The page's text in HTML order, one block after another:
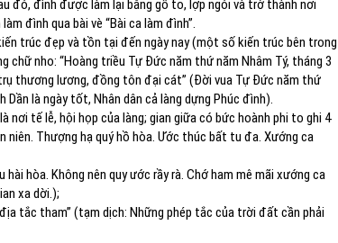
đó, đình được làm lại bằng gỗ to, lợp ngói và trở thành nơi
đình qua bài vè “Bài ca làm đình”.
trúc đẹp và tồn tại đến ngày nay (một số kiến trúc bên trong
nho: “Hoàng triều Tự Đức năm thứ năm Nhâm Tý, tháng 3
thương lương, đồng tôn đại cát” (Đời vua Tự Đức năm thứ
Dần là ngày tốt, Nhân dân cả làng dựng Phúc đình).
nơi tế lễ, hội họp của làng; gian giữa có bức hoành phi to ghi 4
niên. Thượng hạ quý hồ hòa. Ước thúc bất tu đa. Xướng ca
hòa. Không nên quy ước rầy rà. Chớ ham mê mãi xướng ca
xa dời.);
tắc tham” (tạm dịch: Những phép tắc của trời đất cần phải